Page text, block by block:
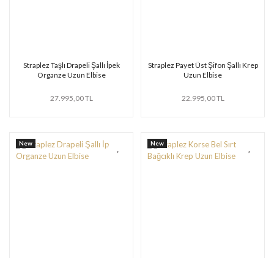
Straplez Taşlı Drapeli Şallı İpek
Organze Uzun Elbise
27.995,00 TL
Straplez Payet Üst Şifon Şallı Krep
Uzun Elbise
22.995,00 TL
New New